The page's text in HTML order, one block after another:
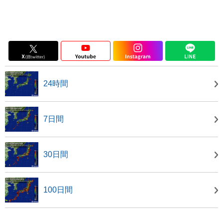
24時間
7日間
30日間
100日間